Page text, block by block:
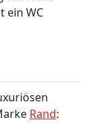
ein WC
Rand: